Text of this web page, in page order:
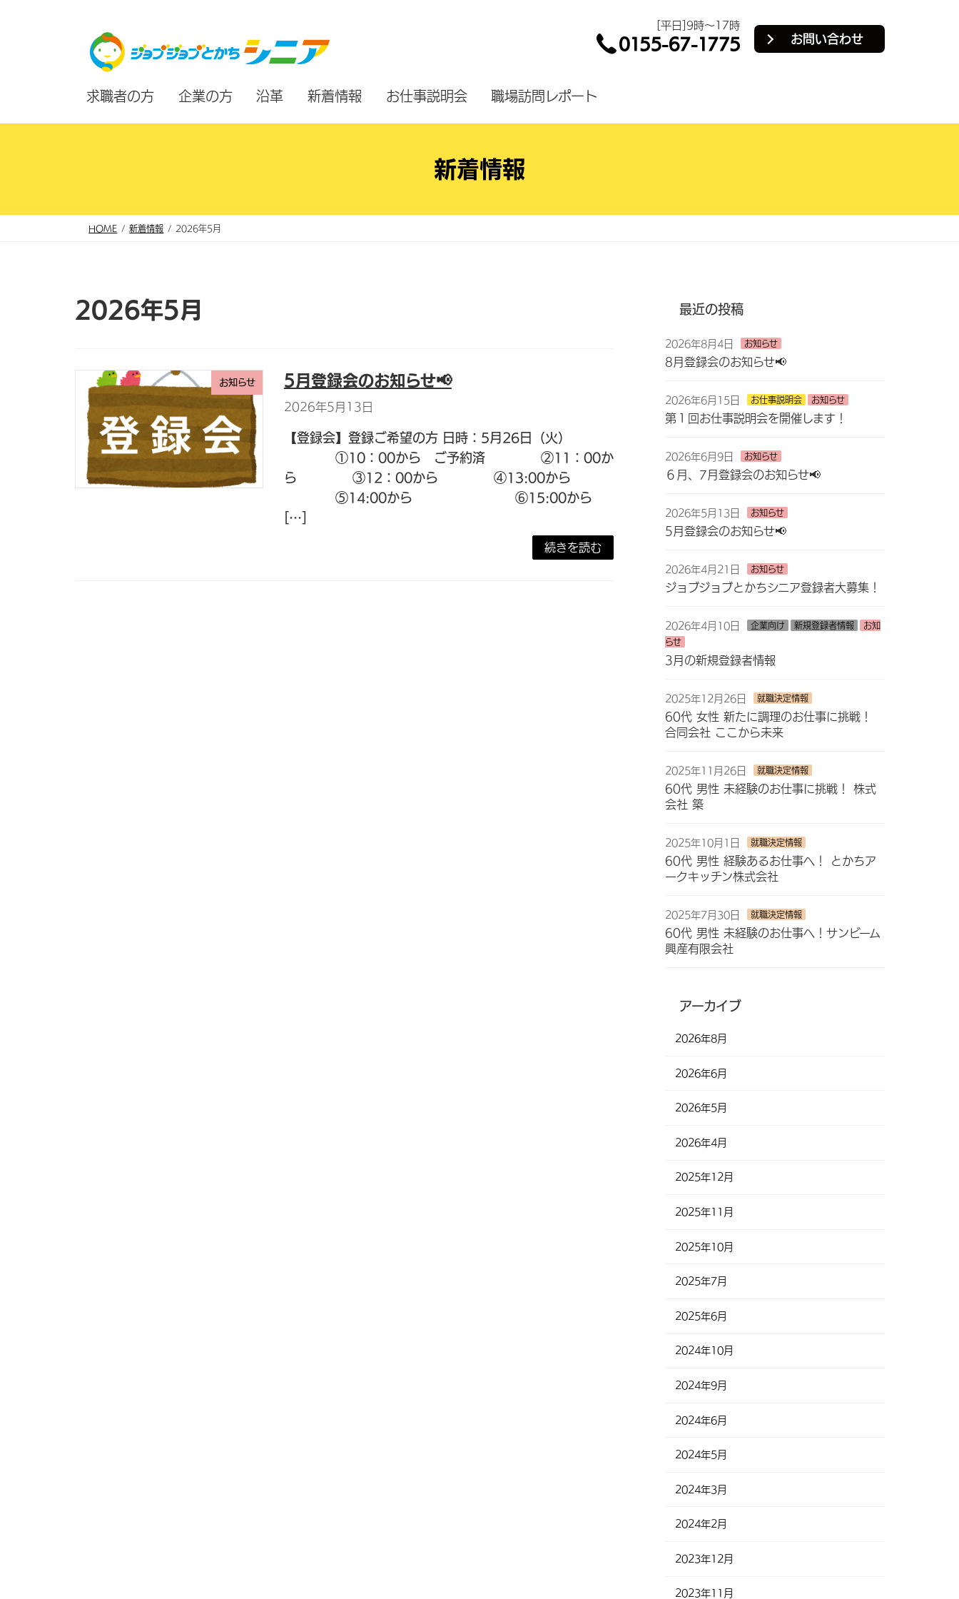
へ
プ
ョ
動
[平日]9時～17時
お問い合わせ
求職者の方 企業の方 沿革 新着情報 お仕事説明会 職場訪問レポート
新着情報
HOME 新着情報 2026年5月
2026年5月
お知らせ 5月登録会のお知らせ📢
2026年5月13日
【登録会】登録ご希望の方 日時：5月26日（火）
①10：00から ご予約済 ②11：00か
ら ③12：00から ④13:00から
⑤14:00から ⑥15:00から
[…]
続きを読む
最近の投稿
2026年8月4日 お知らせ
8月登録会のお知らせ📢
2026年6月15日 お仕事説明会 お知らせ
第１回お仕事説明会を開催します！
2026年6月9日 お知らせ
６月、7月登録会のお知らせ📢
2026年5月13日 お知らせ
5月登録会のお知らせ📢
2026年4月21日 お知らせ
ジョブジョブとかちシニア登録者大募集！
2026年4月10日 企業向け 新規登録者情報
お知
らせ
3月の新規登録者情報
2025年12月26日 就職決定情報
60代 女性 新たに調理のお仕事に挑戦！
合同会社 ここから未来
2025年11月26日 就職決定情報
60代 男性 未経験のお仕事に挑戦！ 株式
会社 築
2025年10月1日 就職決定情報
60代 男性 経験あるお仕事へ！ とかちア
ークキッチン株式会社
2025年7月30日 就職決定情報
60代 男性 未経験のお仕事へ！サンビーム
興産有限会社
アーカイブ
2026年8月
2026年6月
2026年5月
2026年4月
2025年12月
2025年11月
2025年10月
2025年7月
2025年6月
2024年10月
2024年9月
2024年6月
2024年5月
2024年3月
2024年2月
2023年12月
2023年11月